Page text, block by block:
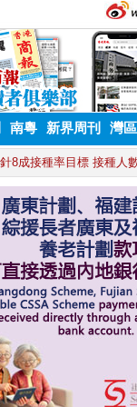
南粵 新界周刊 灣區